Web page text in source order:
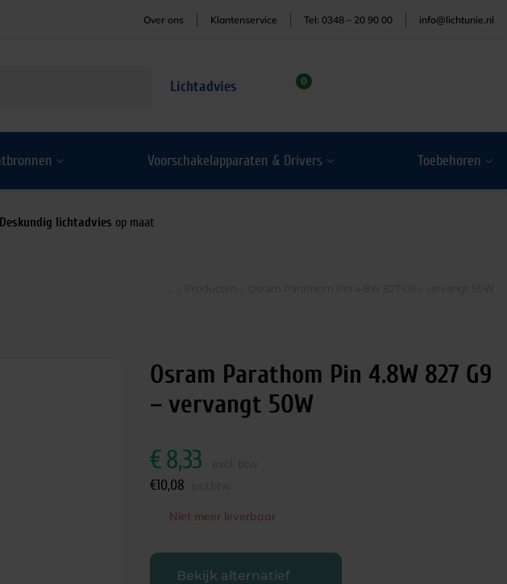
Over ons Klantenservice Tel: 0348 – 20 90 00 info@lichtunie.nl
Lichtadvies 0
Voorschakelapparaten & Drivers Toebehoren
Deskundig lichtadvies op maat
Osram Parathom Pin 4.8W 827 G9
– vervangt 50W
€8,33
€10,08
Niet meer leverbaar
Bekijk alternatief